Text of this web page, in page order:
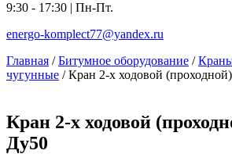
9:30 - 17:30 | Пн-Пт.
energo-komplect77@yandex.ru
Главная /Битумное оборудование /
чугунные / Кран 2-х ходовой
Кран 2-х ходовой
Ду50